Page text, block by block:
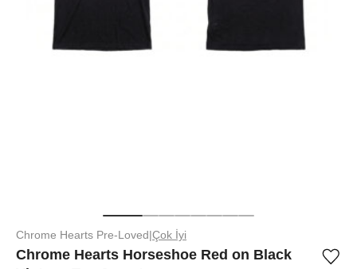
Chrome Hearts Pre-Loved Çok İyi
Chrome Hearts Horseshoe Red on Black